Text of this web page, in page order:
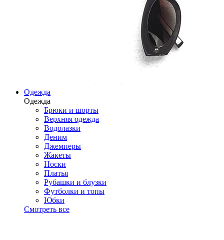
Одежда
Одежда
Брюки и шорты
Верхняя одежда
Водолазки
Деним
Джемперы
Жакеты
Носки
Платья
Рубашки и блузки
Футболки и топы
Юбки
Смотреть все